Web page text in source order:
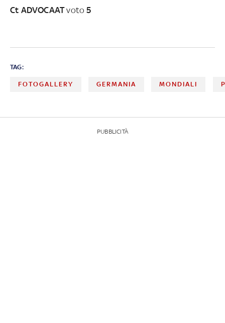
Ct ADVOCAATvoto5
TAG:
FOTOGALLERY GERMANIA MONDIALI
PUBBLICITÀ